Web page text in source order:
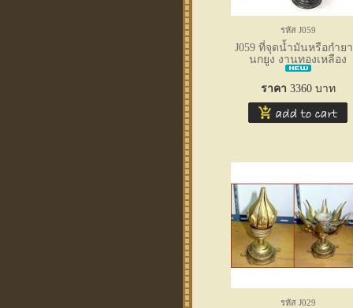
รหัส J059
J059 ที่จุดน้ำมันหรือกำย
นกยูง งานทองเหลือง
ราคา 3360บาท
รหัส J029